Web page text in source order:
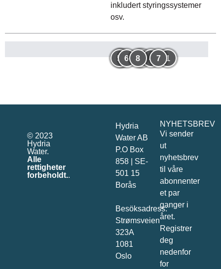
inkludert styringssystemer
osv.
1
2 3 4
5 6 7
8
© 2023
Hydria
Water.
Alle
rettigheter
forbeholdt..
Hydria
Water AB
P.O Box
858 | SE-
501 15
Borås
Besöksadress:
Strømsveien
323A
1081
Oslo
NYHETSBREV
Vi sender
ut
nyhetsbrev
til våre
abonnenter
et par
ganger i
året.
Registrer
deg
nedenfor
for